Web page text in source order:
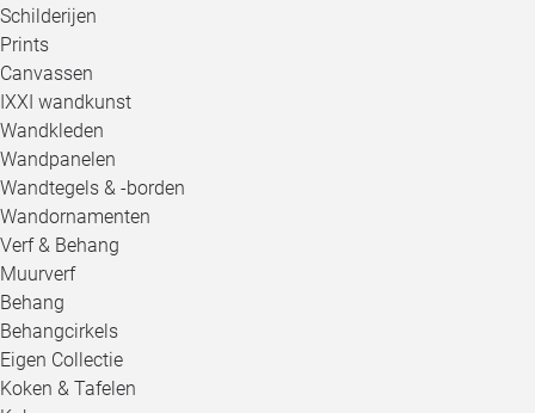
Schilderijen
Prints
Canvassen
IXXI wandkunst
Wandkleden
Wandpanelen
Wandtegels & -borden
Wandornamenten
Verf & Behang
Muurverf
Behang
Behangcirkels
Eigen Collectie
Koken & Tafelen